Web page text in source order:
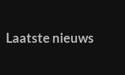
Laatste nieuws